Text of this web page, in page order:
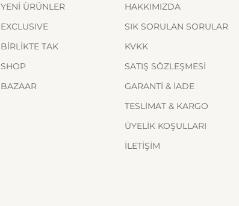
YENİ ÜRÜNLER
EXCLUSIVE
BİRLİKTE TAK
SHOP
BAZAAR
HAKKIMIZDA
SIK SORULAN SORULAR
KVKK
SATIŞ SÖZLEŞMESİ
GARANTİ & İADE
TESLİMAT & KARGO
ÜYELİK KOŞULLARI
İLETİŞİM